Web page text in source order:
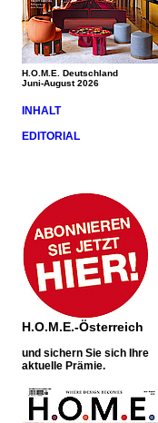
H.O.M.E. Deutschland
Juni-August 2026
INHALT
EDITORIAL
H.O.M.E.-Österreich
und sichern Sie sich Ihre
aktuelle Prämie.